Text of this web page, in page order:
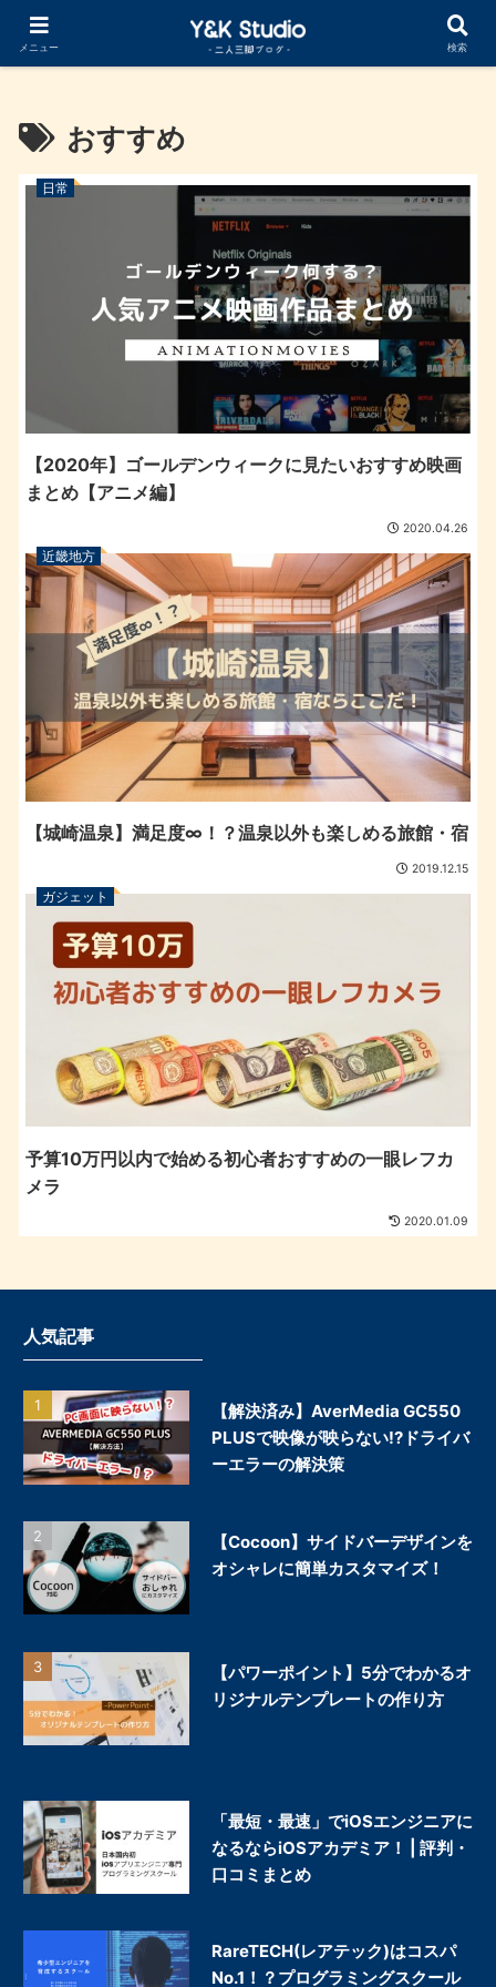
Cocoonカスタマイズ まとめ記事公開中
おすすめ
日常
【2020年】ゴールデンウィークに見たいおすすめ映画
まとめ【アニメ編】
2020.04.26
近畿地方
【城崎温泉】満足度∞！？温泉以外も楽しめる旅館・宿
2019.12.15
ガジェット
予算10万円以内で始める初心者おすすめの一眼レフカ
メラ
2020.01.09
人気記事
【解決済み】AverMedia GC550
PLUSで映像が映らない!?ドライバ
ーエラーの解決策
【Cocoon】サイドバーデザインを
オシャレに簡単カスタマイズ！
【パワーポイント】5分でわかるオ
リジナルテンプレートの作り方
「最短・最速」でiOSエンジニアに
なるならiOSアカデミア！ | 評判・
口コミまとめ
RareTECH(レアテック)はコスパ
No.1！？プログラミングスクール
メニュー 検索